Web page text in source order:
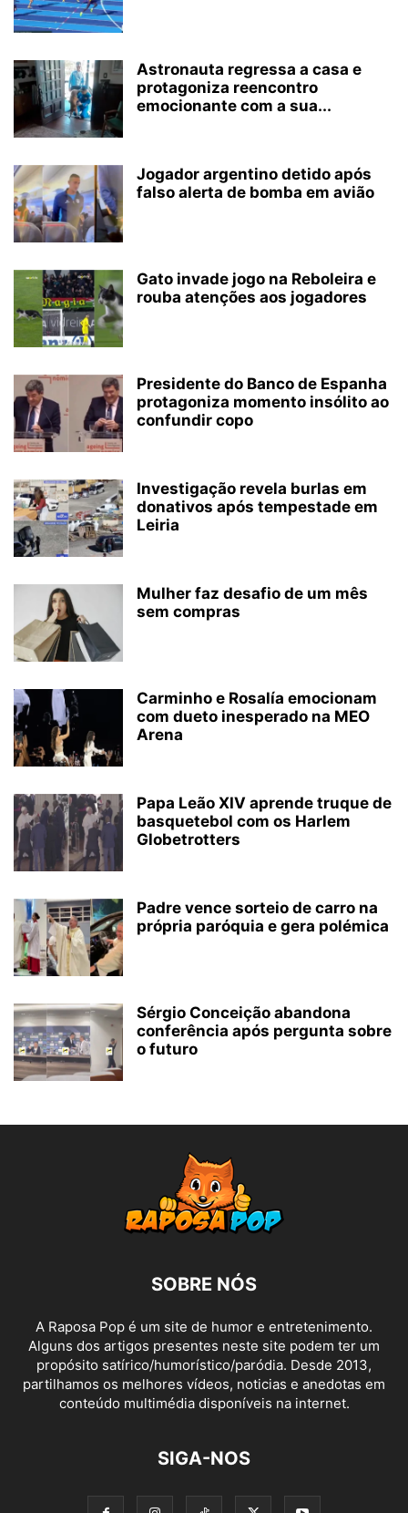
Astronauta regressa a casa e
protagoniza reencontro
emocionante com a sua...
Jogador argentino detido após
falso alerta de bomba em avião
Gato invade jogo na Reboleira e
rouba atenções aos jogadores
Presidente do Banco de Espanha
protagoniza momento insólito ao
confundir copo
Investigação revela burlas em
donativos após tempestade em
Leiria
Mulher faz desafio de um mês
sem compras
Carminho e Rosalía emocionam
com dueto inesperado na MEO
Arena
Papa Leão XIV aprende truque de
basquetebol com os Harlem
Globetrotters
Padre vence sorteio de carro na
própria paróquia e gera polémica
Sérgio Conceição abandona
conferência após pergunta sobre
o futuro
SOBRE NÓS
A Raposa Pop é um site de humor e entretenimento.
Alguns dos artigos presentes neste site podem ter um
propósito satírico/humorístico/paródia. Desde 2013,
partilhamos os melhores vídeos, noticias e anedotas em
conteúdo multimédia disponíveis na internet.
SIGA-NOS